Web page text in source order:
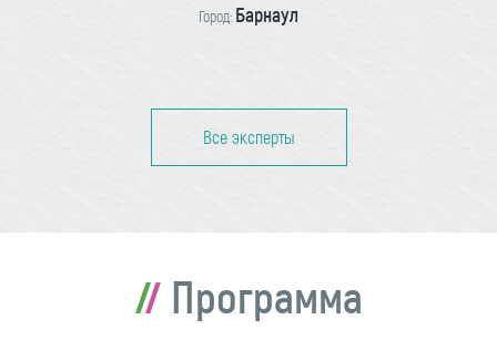
Город: Барнаул
Все эксперты
Программа